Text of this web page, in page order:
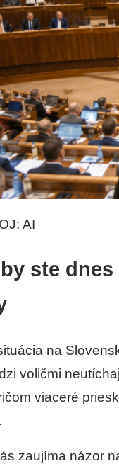
AI
ste
na
voličmi
viaceré
zaujíma názor